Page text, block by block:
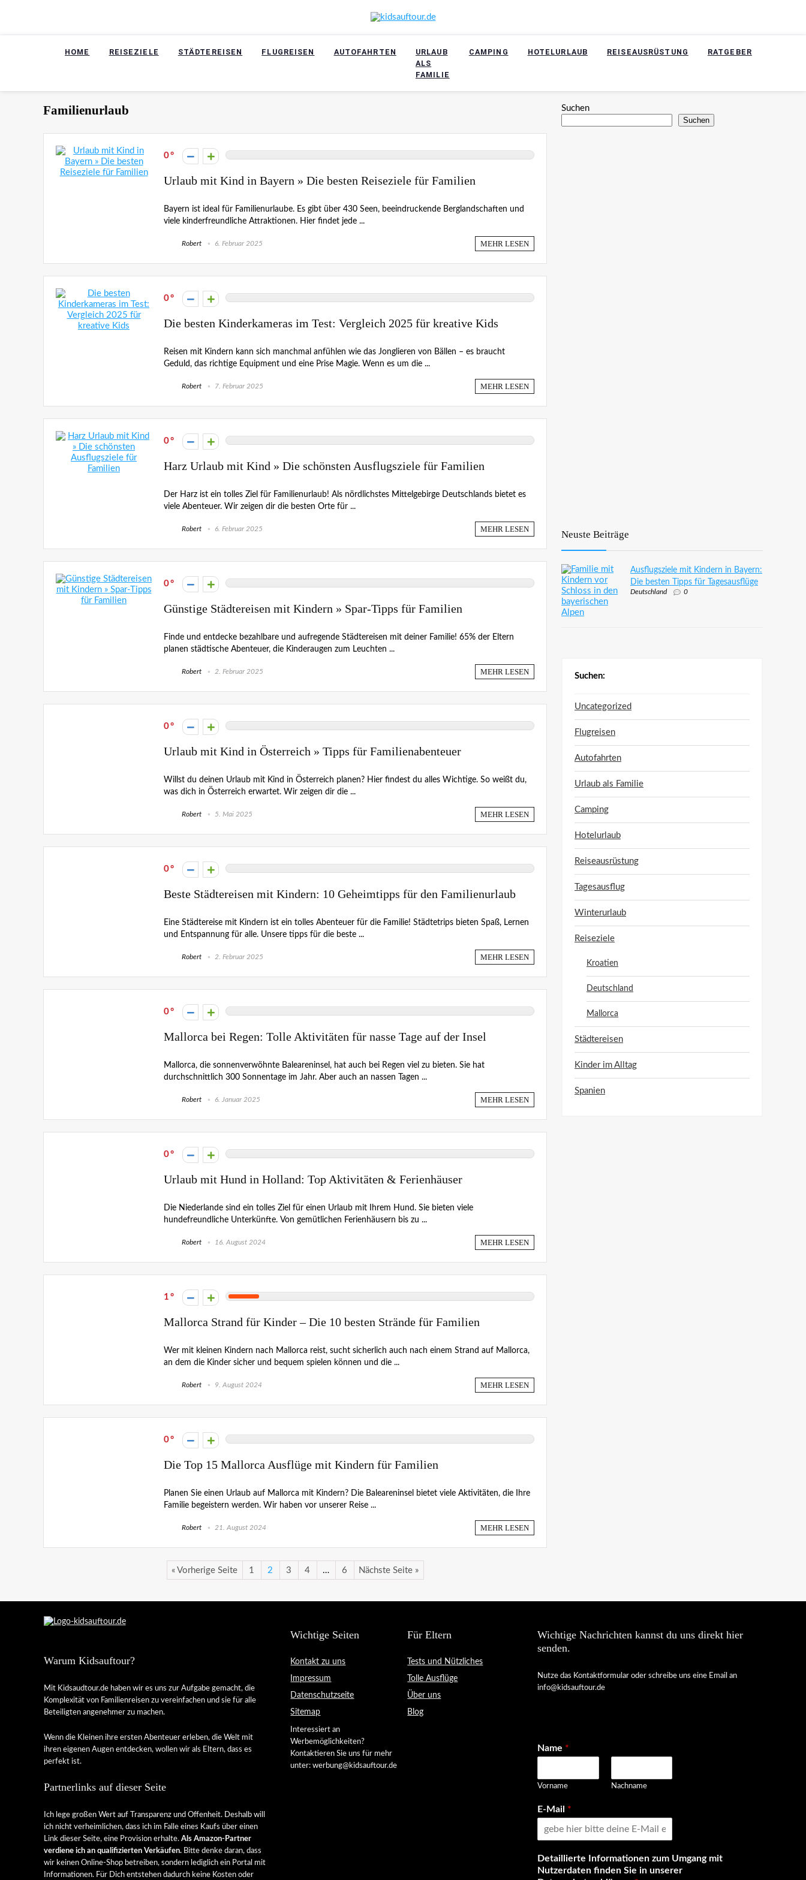
HOME REISEZIELE STÄDTEREISEN FLUGREISEN AUTOFAHRTEN
URLAUB
ALS
FAMILIE
CAMPING HOTELURLAUB REISEAUSRÜSTUNG RATGEBER
Familienurlaub
0
Urlaub mit Kind in Bayern » Die besten Reiseziele für Familien
Bayern ist ideal für Familienurlaube. Es gibt über 430 Seen, beeindruckende Berglandschaften und
viele kinderfreundliche Attraktionen. Hier findet jede ...
Robert 6. Februar 2025 MEHR LESEN
0
Die besten Kinderkameras im Test: Vergleich 2025 für kreative Kids
Reisen mit Kindern kann sich manchmal anfühlen wie das Jonglieren von Bällen – es braucht
Geduld, das richtige Equipment und eine Prise Magie. Wenn es um die ...
Robert 7. Februar 2025 MEHR LESEN
0
Harz Urlaub mit Kind » Die schönsten Ausflugsziele für Familien
Der Harz ist ein tolles Ziel für Familienurlaub! Als nördlichstes Mittelgebirge Deutschlands bietet es
viele Abenteuer. Wir zeigen dir die besten Orte für ...
Robert 6. Februar 2025 MEHR LESEN
0
Günstige Städtereisen mit Kindern » Spar-Tipps für Familien
Finde und entdecke bezahlbare und aufregende Städtereisen mit deiner Familie! 65% der Eltern
planen städtische Abenteuer, die Kinderaugen zum Leuchten ...
Robert 2. Februar 2025 MEHR LESEN
0
Urlaub mit Kind in Österreich » Tipps für Familienabenteuer
Willst du deinen Urlaub mit Kind in Österreich planen? Hier findest du alles Wichtige. So weißt du,
was dich in Österreich erwartet. Wir zeigen dir die ...
Robert 5. Mai 2025 MEHR LESEN
0
Beste Städtereisen mit Kindern: 10 Geheimtipps für den Familienurlaub
Eine Städtereise mit Kindern ist ein tolles Abenteuer für die Familie! Städtetrips bieten Spaß, Lernen
und Entspannung für alle. Unsere tipps für die beste ...
Robert 2. Februar 2025 MEHR LESEN
0
Mallorca bei Regen: Tolle Aktivitäten für nasse Tage auf der Insel
Mallorca, die sonnenverwöhnte Baleareninsel, hat auch bei Regen viel zu bieten. Sie hat
durchschnittlich 300 Sonnentage im Jahr. Aber auch an nassen Tagen ...
Robert 6. Januar 2025 MEHR LESEN
0
Urlaub mit Hund in Holland: Top Aktivitäten & Ferienhäuser
Die Niederlande sind ein tolles Ziel für einen Urlaub mit Ihrem Hund. Sie bieten viele
hundefreundliche Unterkünfte. Von gemütlichen Ferienhäusern bis zu ...
Robert 16. August 2024 MEHR LESEN
1
Mallorca Strand für Kinder – Die 10 besten Strände für Familien
Wer mit kleinen Kindern nach Mallorca reist, sucht sicherlich auch nach einem Strand auf Mallorca,
an dem die Kinder sicher und bequem spielen können und die ...
Robert 9. August 2024 MEHR LESEN
0
Die Top 15 Mallorca Ausflüge mit Kindern für Familien
Planen Sie einen Urlaub auf Mallorca mit Kindern? Die Baleareninsel bietet viele Aktivitäten, die Ihre
Familie begeistern werden. Wir haben vor unserer Reise ...
Robert 21. August 2024 MEHR LESEN
« Vorherige Seite 1 2 3 4 … 6 Nächste Seite »
Suchen
Suchen
Neuste Beiträge
Ausflugsziele mit Kindern in Bayern:
Die besten Tipps für Tagesausflüge
Deutschland 0
Suchen:
Uncategorized
Flugreisen
Autofahrten
Urlaub als Familie
Camping
Hotelurlaub
Reiseausrüstung
Tagesausflug
Winterurlaub
Reiseziele
Kroatien
Deutschland
Mallorca
Städtereisen
Kinder im Alltag
Spanien
Warum Kidsauftour?
Mit Kidsaudtour.de haben wir es uns zur Aufgabe gemacht, die
Komplexität von Familienreisen zu vereinfachen und sie für alle
Beteiligten angenehmer zu machen.
Wenn die Kleinen ihre ersten Abenteuer erleben, die Welt mit
ihren eigenen Augen entdecken, wollen wir als Eltern, dass es
perfekt ist.
Partnerlinks auf dieser Seite
Ich lege großen Wert auf Transparenz und Offenheit. Deshalb will
ich nicht verheimlichen, dass ich im Falle eines Kaufs über einen
Link dieser Seite, eine Provision erhalte. Als Amazon-Partner
verdiene ich an qualifizierten Verkäufen. Bitte denke daran, dass
wir keinen Online-Shop betreiben, sondern lediglich ein Portal mit
Informationen. Für Dich entstehen dadurch keine Kosten oder
Wichtige Seiten
Kontakt zu uns
Impressum
Datenschutzseite
Sitemap
Interessiert an
Werbemöglichkeiten?
Kontaktieren Sie uns für mehr
unter: werbung@kidsauftour.de
Für Eltern
Tests und Nützliches
Tolle Ausflüge
Über uns
Blog
Wichtige Nachrichten kannst du uns direkt hier
senden.
Nutze das Kontaktformular oder schreibe uns eine Email an
info@kidsauftour.de
Name *
Vorname Nachname
E-Mail *
Detaillierte Informationen zum Umgang mit
Nutzerdaten finden Sie in unserer